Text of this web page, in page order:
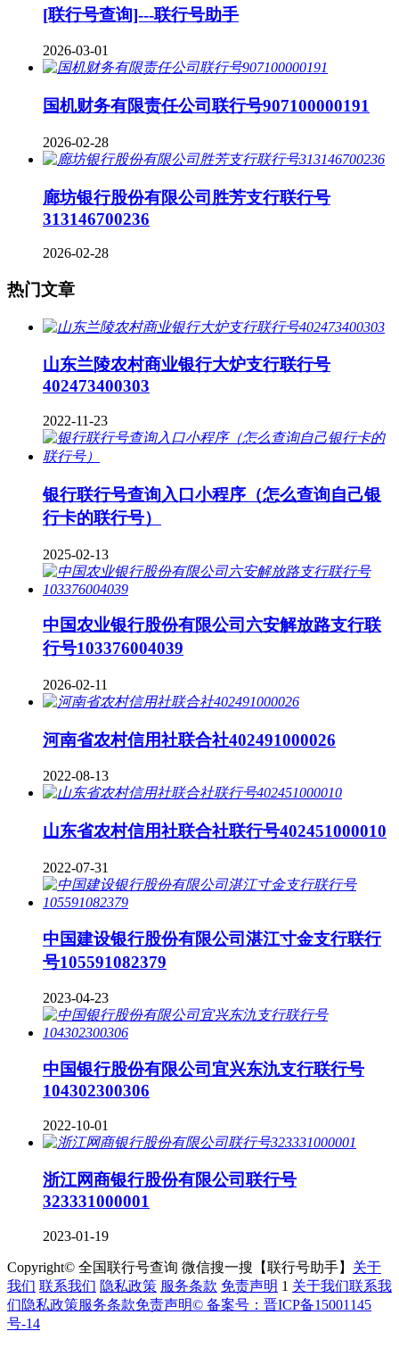
[联行号查询]---联行号助手
2026-03-01
国机财务有限责任公司联行号907100000191
2026-02-28
廊坊银行股份有限公司胜芳支行联行号
313146700236
2026-02-28
热门文章
山东兰陵农村商业银行大炉支行联行号
402473400303
2022-11-23
银行联行号查询入口小程序（怎么查询自己银
行卡的联行号）
2025-02-13
中国农业银行股份有限公司六安解放路支行联
行号103376004039
2026-02-11
河南省农村信用社联合社402491000026
2022-08-13
山东省农村信用社联合社联行号402451000010
2022-07-31
中国建设银行股份有限公司湛江寸金支行联行
号105591082379
2023-04-23
中国银行股份有限公司宜兴东氿支行联行号
104302300306
2022-10-01
浙江网商银行股份有限公司联行号
323331000001
2023-01-19
Copyright© 全国联行号查询 微信搜一搜【联行号助手】 关于
我们 联系我们 隐私政策 服务条款 免责声明 1 关于我们联系我
们隐私政策服务条款免责声明© 备案号：晋ICP备15001145
号-14